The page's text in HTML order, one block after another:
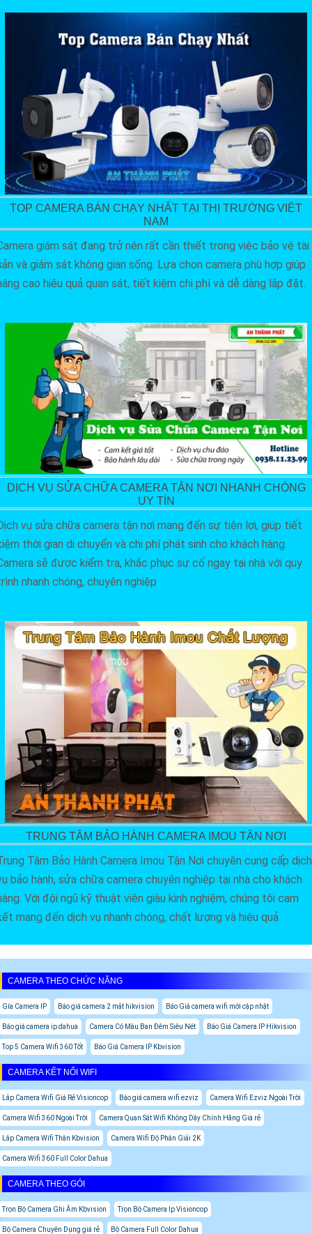
TOP CAMERA BÁN CHẠY NHẤT TẠI THỊ TRƯỜNG VIỆT
NAM
giám sát đang trở nên rất cần thiết trong việc bảo vệ tài
và giám sát không gian sống. Lựa chọn camera phù hợp giúp
cao hiệu quả quan sát, tiết kiệm chi phí và dễ dàng lắp đặt.
DỊCH VỤ SỬA CHỮA CAMERA TẬN NƠI NHANH CHÓNG
UY TÍN
vụ sửa chữa camera tận nơi mang đến sự tiện lợi, giúp tiết
thời gian di chuyển và chi phí phát sinh cho khách hàng.
sẽ được kiểm tra, khắc phục sự cố ngay tại nhà với quy
nhanh chóng, chuyên nghiệp
TRUNG TÂM BẢO HÀNH CAMERA IMOU TẬN NƠI
Tâm Bảo Hành Camera Imou Tận Nơi chuyên cung cấp dịch
bảo hành, sửa chữa camera chuyên nghiệp tại nhà cho khách
Với đội ngũ kỹ thuật viên giàu kinh nghiệm, chúng tôi cam
mang đến dịch vụ nhanh chóng, chất lượng và hiệu quả
CAMERA THEO CHỨC NĂNG
Gía Camera IP Báo giá camera 2 mắt hikvision Báo Giá camera wifi mới cập nhật
Báo giá camera ip dahua Camera Có Màu Ban Đêm Siêu Nét Báo Giá Camera IP Hikvision
Top 5 Camera Wifi 360 Tốt Báo Giá Camera IP Kbvision
CAMERA KẾT NỐI WIFI
Lắp Camera Wifi Giá Rẻ Visioncop Báo giá camera wifi ezviz Camera Wifi Ezviz Ngoài Trời
Camera Wifi 360 Ngoài Trời Camera Quan Sát Wifi Không Dây Chính Hãng Giá rẻ
Lắp Camera Wifi Thân Kbvision Camera Wifi Độ Phân Giải 2K
Camera Wifi 360 Full Color Dahua
CAMERA THEO GÓI
Trọn Bộ Camera Ghi Âm Kbvision Trọn Bộ Camera Ip Visioncop
Bộ Camera Chuyên Dụng giá rẻ Bộ Camera Full Color Dahua